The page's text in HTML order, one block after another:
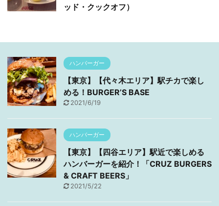
ッド・クックオフ）
ハンバーガー
【東京】【代々木エリア】駅チカで楽し
める！BURGER’S BASE
2021/6/19
ハンバーガー
【東京】【四谷エリア】駅近で楽しめる
ハンバーガーを紹介！「CRUZ BURGERS
& CRAFT BEERS」
2021/5/22